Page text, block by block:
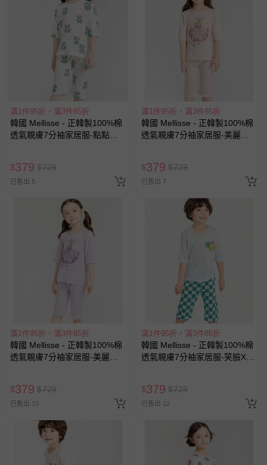
滿1件95折，滿3件85折
韓國 Mellisse - 正韓製100%棉
透氣親膚7分袖家居服-點點狗
$379 $729
已售出 5
滿1件95折，滿3件85折
韓國 Mellisse - 正韓製100%棉
透氣親膚7分袖家居服-美麗公
$379 $729
已售出 7
滿1件95折，滿3件85折
韓國 Mellisse - 正韓製100%棉
透氣親膚7分袖家居服-美麗公
$379 $729
已售出 15
滿1件95折，滿3件85折
韓國 Mellisse - 正韓製100%棉
透氣親膚7分袖家居服-笑臉X格
$379 $729
已售出 12